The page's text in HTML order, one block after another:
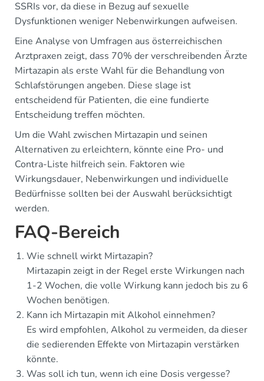
SSRIs vor, da diese in Bezug auf sexuelle
Dysfunktionen weniger Nebenwirkungen aufweisen.
Eine Analyse von Umfragen aus österreichischen
Arztpraxen zeigt, dass 70% der verschreibenden Ärzte
Mirtazapin als erste Wahl für die Behandlung von
Schlafstörungen angeben. Diese slage ist
entscheidend für Patienten, die eine fundierte
Entscheidung treffen möchten.
Um die Wahl zwischen Mirtazapin und seinen
Alternativen zu erleichtern, könnte eine Pro- und
Contra-Liste hilfreich sein. Faktoren wie
Wirkungsdauer, Nebenwirkungen und individuelle
Bedürfnisse sollten bei der Auswahl berücksichtigt
werden.
FAQ-Bereich
Wie schnell wirkt Mirtazapin?
Mirtazapin zeigt in der Regel erste Wirkungen nach
1-2 Wochen, die volle Wirkung kann jedoch bis zu 6
Wochen benötigen.
Kann ich Mirtazapin mit Alkohol einnehmen?
Es wird empfohlen, Alkohol zu vermeiden, da dieser
die sedierenden Effekte von Mirtazapin verstärken
könnte.
Was soll ich tun, wenn ich eine Dosis vergesse?